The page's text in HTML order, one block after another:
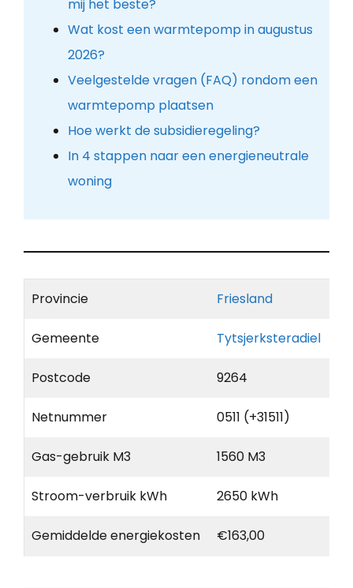
mij het beste?
Wat kost een warmtepomp in augustus
2026?
Veelgestelde vragen (FAQ) rondom een
warmtepomp plaatsen
Hoe werkt de subsidieregeling?
In 4 stappen naar een energieneutrale
woning
Provincie Friesland
Gemeente Tytsjerksteradiel
Postcode 9264
Netnummer 0511 (+31511)
Gas-gebruik M3 1560 M3
Stroom-verbruik kWh 2650 kWh
Gemiddelde energiekosten €163,00